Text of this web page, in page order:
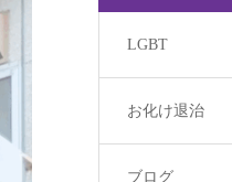
LGBT
お化け退治
ブログ